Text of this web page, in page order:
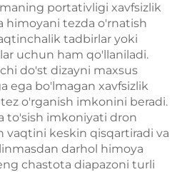
portativligi xavfsizlik
himoyani tezda o'rnatish
tadbirlar yoki
uchun ham qo'llaniladi.
do'st dizayni maxsus
ega bo'lmagan xavfsizlik
o'rganish imkonini beradi.
to'sish imkoniyati dron
vaqtini keskin qisqartiradi va
darhol himoya
chastota diapazoni turli